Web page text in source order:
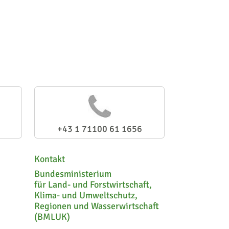
+43 1 71100 61 1656
Kontakt
Bundesministerium
für Land- und Forstwirtschaft,
Klima- und Umweltschutz,
Regionen und Wasserwirtschaft
(BMLUK)